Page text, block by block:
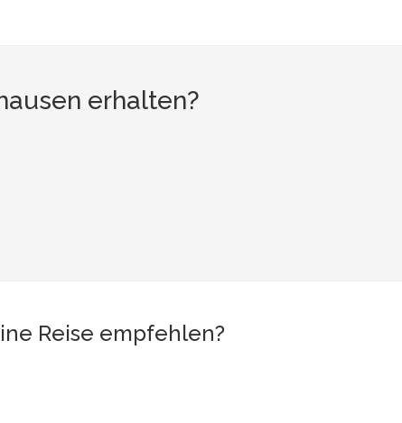
erhalten?
Reise empfehlen?